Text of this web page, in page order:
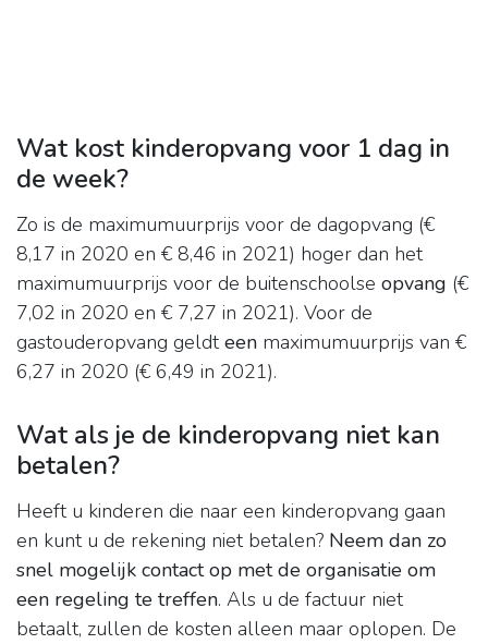
Wat kost kinderopvang voor 1 dag in
de week?
Zo is de maximumuurprijs voor de dagopvang (€
8,17 in 2020 en € 8,46 in 2021) hoger dan het
maximumuurprijs voor de buitenschoolse opvang (€
7,02 in 2020 en € 7,27 in 2021). Voor de
gastouderopvang geldteen maximumuurprijs van €
6,27 in 2020 (€ 6,49 in 2021).
Wat als je de kinderopvang niet kan
betalen?
Heeft u kinderen die naar een kinderopvang gaan
en kunt u de rekening niet betalen? Neem dan zo
snel mogelijk contact op met de organisatie om
een regeling te treffen. Als u de factuur niet
betaalt, zullen de kosten alleen maar oplopen. De